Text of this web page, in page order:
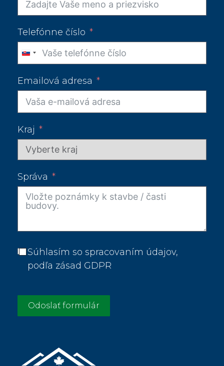
Telefónne číslo
Slovakia
Emailová adresa
Kraj
Správa
Súhlasím so spracovaním údajov,
podľa zásad GDPR
Odoslať formulár